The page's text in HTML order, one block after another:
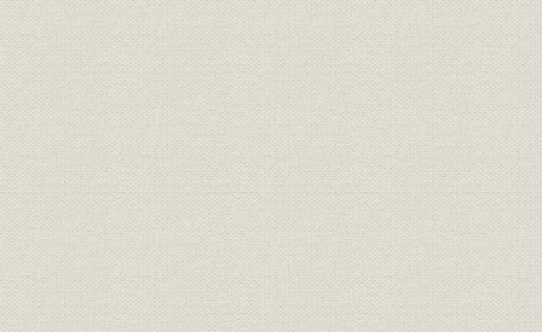
製品
焦土からの出発と高度成長の軌
跡 1946●昭和21年→昭和46年
●1971
昭和21年
(1962年)頃